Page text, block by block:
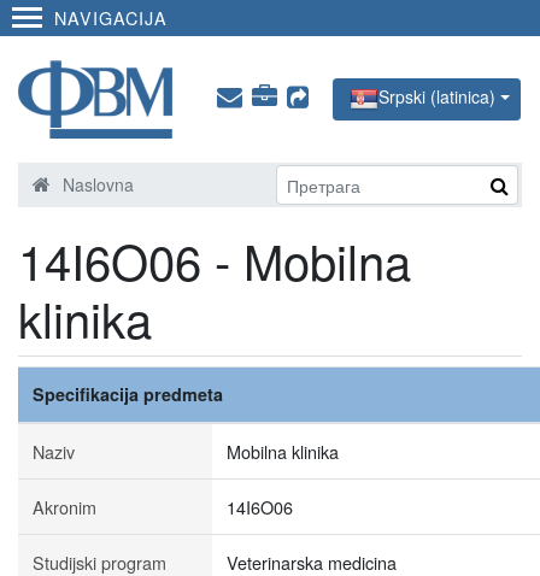
NAVIGACIJA
Srpski (latinica)
Naslovna
14I6O06 - Mobilna
klinika
Specifikacija predmeta
Naziv Mobilna klinika
Akronim 14I6O06
Studijski program Veterinarska medicina